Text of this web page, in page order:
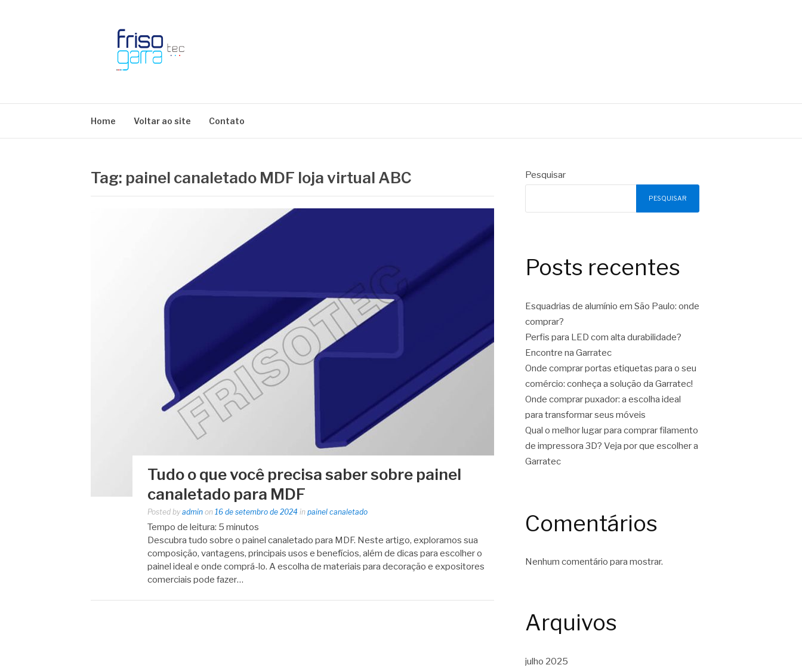
Home Voltar ao site Contato
Tag: painel canaletado MDF loja virtual ABC
Tudo o que você precisa saber sobre painel
canaletado para MDF
Posted by admin on 16 de setembro de 2024 in painel canaletado
Tempo de leitura: 5 minutos
Descubra tudo sobre o painel canaletado para MDF. Neste artigo, exploramos sua
composição, vantagens, principais usos e benefícios, além de dicas para escolher o
painel ideal e onde comprá-lo. A escolha de materiais para decoração e expositores
comerciais pode fazer…
Pesquisar
PESQUISAR
Posts recentes
Esquadrias de alumínio em São Paulo: onde
comprar?
Perfis para LED com alta durabilidade?
Encontre na Garratec
Onde comprar portas etiquetas para o seu
comércio: conheça a solução da Garratec!
Onde comprar puxador: a escolha ideal
para transformar seus móveis
Qual o melhor lugar para comprar filamento
de impressora 3D? Veja por que escolher a
Garratec
Comentários
Nenhum comentário para mostrar.
Arquivos
julho 2025